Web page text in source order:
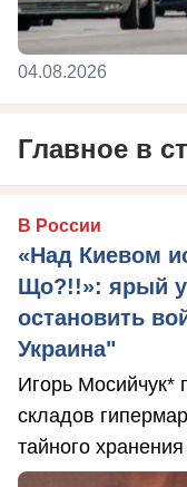
04.08.2026
Главное в
В России
«Над Киевом
Що?!!»: ярый
остановить
Украина"
Игорь Мосийчук*
складов
тайного